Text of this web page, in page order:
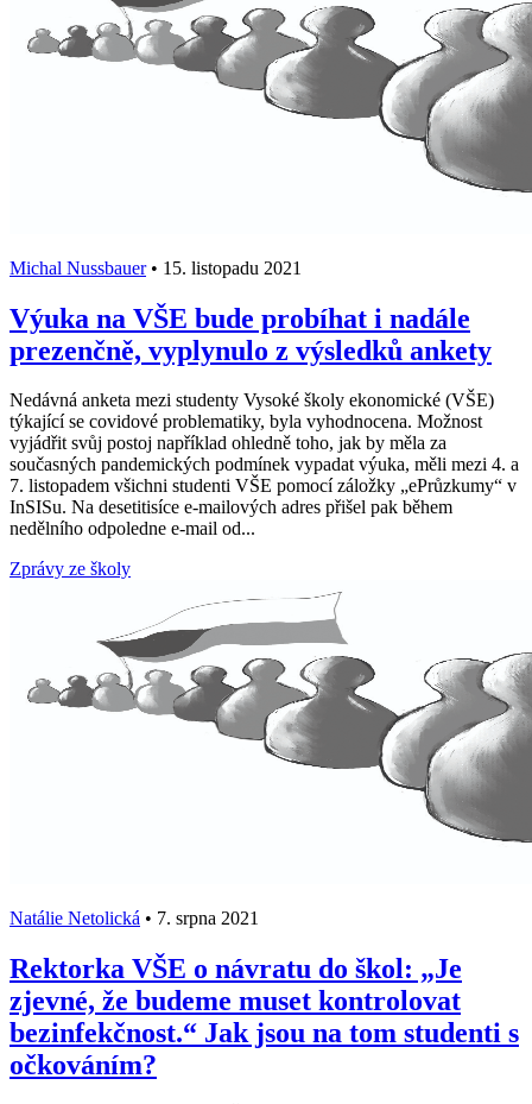
Michal Nussbauer • 15. listopadu 2021
Výuka na VŠE bude probíhat i nadále
prezenčně, vyplynulo z výsledků ankety
Nedávná anketa mezi studenty Vysoké školy ekonomické (VŠE)
týkající se covidové problematiky, byla vyhodnocena. Možnost
vyjádřit svůj postoj například ohledně toho, jak by měla za
současných pandemických podmínek vypadat výuka, měli mezi 4. a
7. listopadem všichni studenti VŠE pomocí záložky „ePrůzkumy“ v
InSISu. Na desetitisíce e-mailových adres přišel pak během
nedělního odpoledne e-mail od...
Zprávy ze školy
Natálie Netolická • 7. srpna 2021
Rektorka VŠE o návratu do škol: „Je
zjevné, že budeme muset kontrolovat
bezinfekčnost.“ Jak jsou na tom studenti s
očkováním?